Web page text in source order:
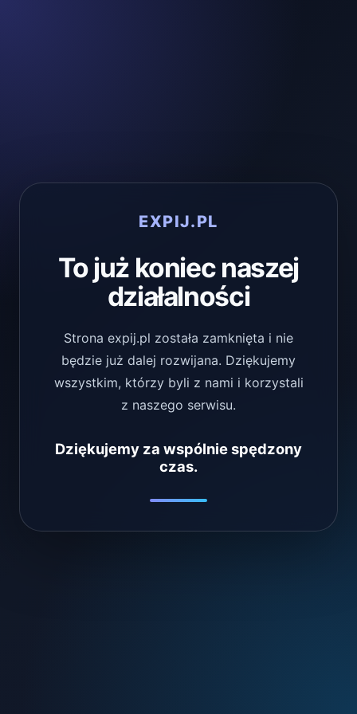
EXPIJ.PL
To już koniec naszej
działalności
Strona expij.pl została zamknięta i nie
będzie już dalej rozwijana. Dziękujemy
wszystkim, którzy byli z nami i korzystali
z naszego serwisu.
Dziękujemy za wspólnie spędzony
czas.